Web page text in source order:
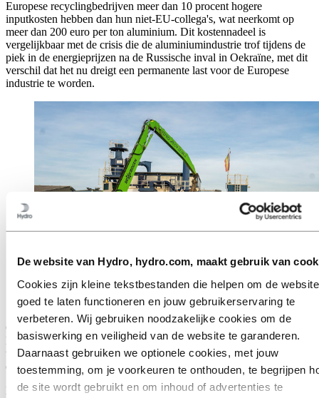
De website van Hydro, hydro.com, maakt gebruik van
Cookies zijn kleine tekstbestanden die helpen om de website
goed te laten functioneren en jouw gebruikerservaring te
verbeteren. Wij gebruiken noodzakelijke cookies om de
basiswerking en veiligheid van de website te garanderen.
Daarnaast gebruiken we optionele cookies, met jouw
toestemming, om je voorkeuren te onthouden, te begrijpen
de site wordt gebruikt en om inhoud of advertenties te
Europese recyclingbedrijven meer dan 10 procent hogere
inputkosten hebben dan hun niet-EU-collega's, wat neerkomt op
meer dan 200 euro per ton aluminium. Dit kostennadeel is
vergelijkbaar met de crisis die de aluminiumindustrie trof tijdens de
piek in de energieprijzen na de Russische inval in Oekraïne, met dit
verschil dat het nu dreigt een permanente last voor de Europese
industrie te worden.
Hydro St. Peter, Dormagen schroot yard met post-
consumer schroot
Ondertussen kunnen buitenlandse concurrenten aluminium in
Europa verkopen tegen dezelfde prijs als Europese producenten,
terwijl ze veel lagere CO2-kosten betalen. Hierdoor behalen ze
enorme winsten ten koste van de Europese industrie.
De maas in de wet zou buitenlandse producenten er ook toe kunnen